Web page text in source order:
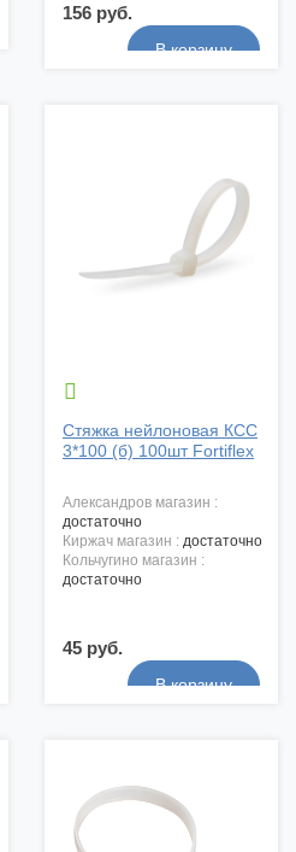
156 руб.

Стяжка нейлоновая КСС
3*100 (б) 100шт Fortiflex
александров магазин :
достаточно
киржач магазин : достаточно
кольчугино магазин :
достаточно
45 руб.